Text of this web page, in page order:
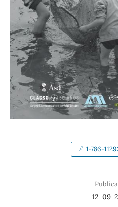
1-786-
12-09-